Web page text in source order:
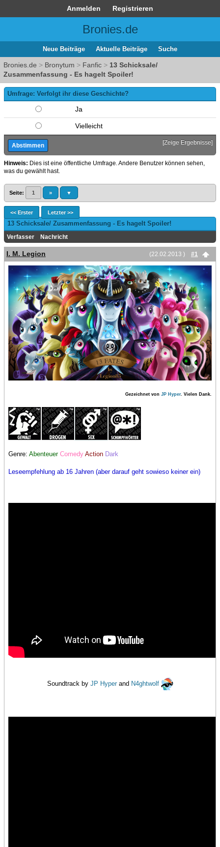
Anmelden Registrieren
Bronies.de
Neue Beiträge Aktuelle Beiträge Suche
Bronies.de > Bronytum > Fanfic > 13 Schicksale/
Zusammenfassung - Es hagelt Spoiler!
Umfrage: Verfolgt ihr diese Geschichte?
Ja
Vielleicht
[Zeige Ergebnisse]
Hinweis: Dies ist eine öffentliche Umfrage. Andere Benutzer können sehen,
was du gewählt hast.
Seite: 1 » ▼
<< Erster Letzter >>
13 Schicksale/ Zusammenfassung - Es hagelt Spoiler!
Verfasser Nachricht
(22.02.2013 ) #1
I. M. Legion
Gezeichnet von JP Hyper. Vielen Dank.
Genre: Abenteuer Comedy Action Dark
Leseempfehlung ab 16 Jahren (aber darauf geht sowieso keiner ein)
Soundtrack by JP Hyper and N4ghtwolf